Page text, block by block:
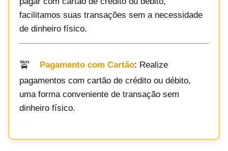
facilitamos suas transações sem a necessidade
de dinheiro físico.
Pagamento com Cartão: Realize
pagamentos com cartão de crédito ou débito,
uma forma conveniente de transação sem
dinheiro físico.